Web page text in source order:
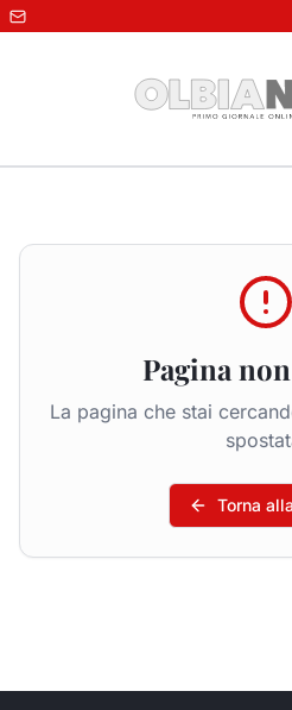
Pagina
La pagina che stai
Torna